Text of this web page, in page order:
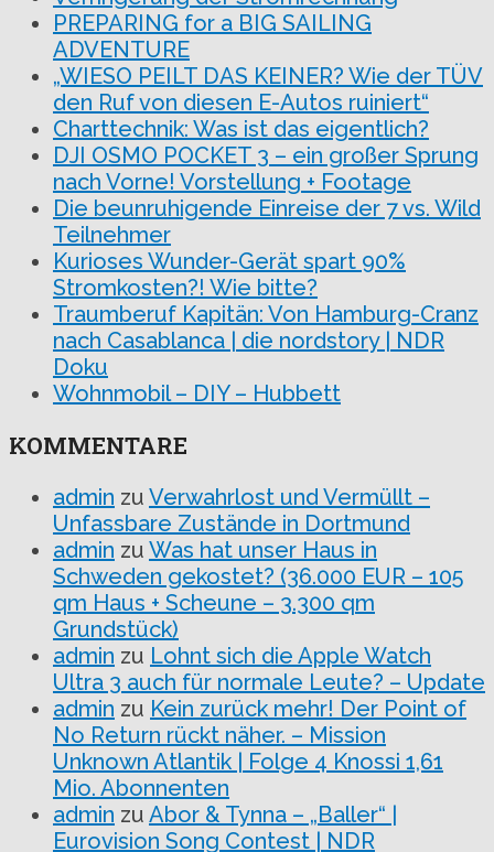
PREPARING for a BIG SAILING
ADVENTURE
„WIESO PEILT DAS KEINER? Wie der TÜV
den Ruf von diesen E-Autos ruiniert“
Charttechnik: Was ist das eigentlich?
DJI OSMO POCKET 3 – ein großer Sprung
nach Vorne! Vorstellung + Footage
Die beunruhigende Einreise der 7 vs. Wild
Teilnehmer
Kurioses Wunder-Gerät spart 90%
Stromkosten?! Wie bitte?
Traumberuf Kapitän: Von Hamburg-Cranz
nach Casablanca | die nordstory | NDR
Doku
Wohnmobil – DIY – Hubbett
KOMMENTARE
admin zu Verwahrlost und Vermüllt –
Unfassbare Zustände in Dortmund
admin zu Was hat unser Haus in
Schweden gekostet? (36.000 EUR – 105
qm Haus + Scheune – 3.300 qm
Grundstück)
admin zu Lohnt sich die Apple Watch
Ultra 3 auch für normale Leute? – Update
admin zu Kein zurück mehr! Der Point of
No Return rückt näher. – Mission
Unknown Atlantik | Folge 4 Knossi 1,61
Mio. Abonnenten
admin zu Abor & Tynna – „Baller“ |
Eurovision Song Contest | NDR